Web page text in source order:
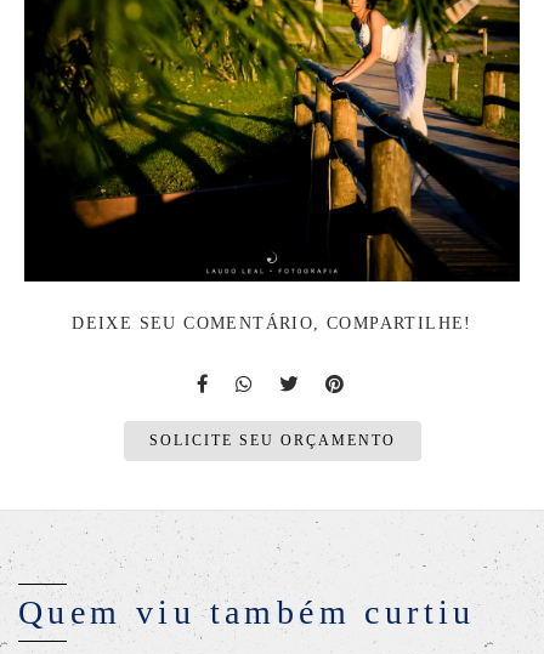
DEIXE SEU COMENTÁRIO, COMPARTILHE!
SOLICITE SEU ORÇAMENTO
Quem viu também curtiu